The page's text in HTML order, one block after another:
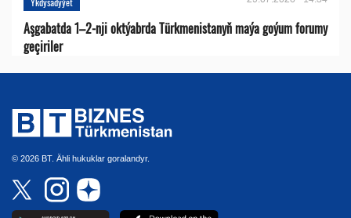
Aşgabatda 1–2-nji oktýabrda Türkmenistanyň maýa goýum forumy
geçiriler
© 2026 BT. Ähli hukuklar goralandyr.